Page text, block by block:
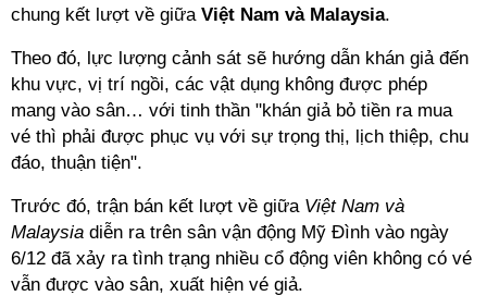
chung kết lượt về giữa Việt Nam và Malaysia.
Theo đó, lực lượng cảnh sát sẽ hướng dẫn khán giả đến
khu vực, vị trí ngồi, các vật dụng không được phép
mang vào sân… với tinh thần "khán giả bỏ tiền ra mua
vé thì phải được phục vụ với sự trọng thị, lịch thiệp, chu
đáo, thuận tiện".
Trước đó, trận bán kết lượt về giữa Việt Nam và
Malaysia diễn ra trên sân vận động Mỹ Đình vào ngày
6/12 đã xảy ra tình trạng nhiều cổ động viên không có vé
vẫn được vào sân, xuất hiện vé giả.